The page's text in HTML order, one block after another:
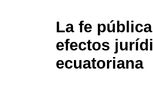
La fe
efectos
ecuatoriana